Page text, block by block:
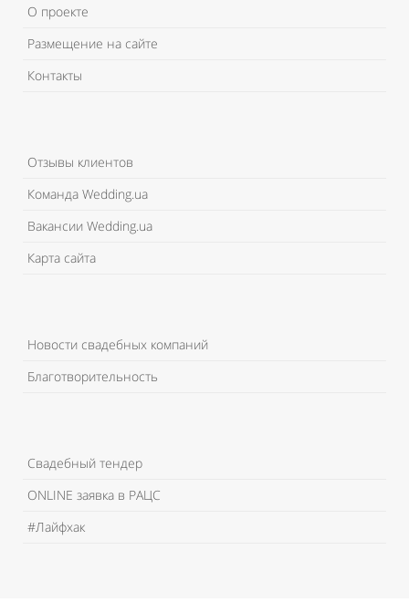
О проекте
Размещение на сайте
Контакты
Отзывы клиентов
Команда Wedding.ua
Вакансии Wedding.ua
Карта сайта
Новости свадебных компаний
Благотворительность
Свадебный тендер
ONLINE заявка в РАЦС
#Лайфхак